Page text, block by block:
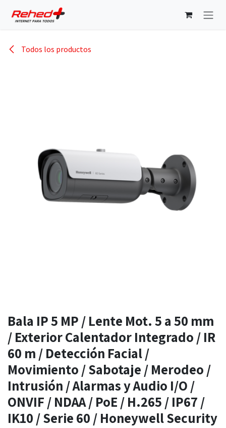
Todos los productos
Bala IP 5 MP / Lente Mot. 5 a 50 mm
/ Exterior Calentador Integrado / IR
60 m / Detección Facial /
Movimiento / Sabotaje / Merodeo /
Intrusión / Alarmas y Audio I/O /
ONVIF / NDAA / PoE / H.265 / IP67 /
IK10 / Serie 60 / Honeywell Security